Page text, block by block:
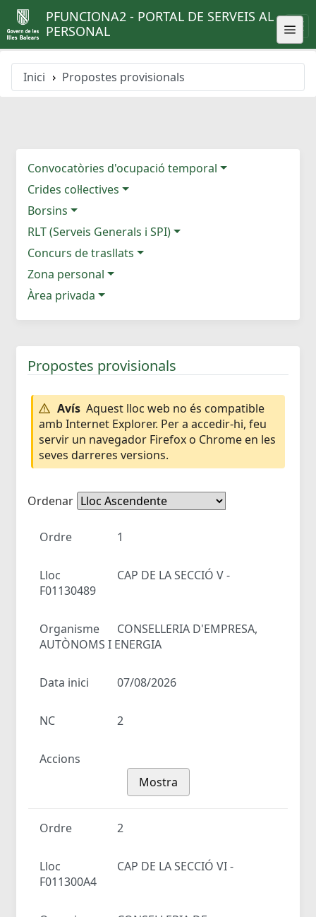
PFUNCIONA2 - PORTAL DE SERVEIS AL
PERSONAL
Inici Propostes provisionals
Convocatòries d'ocupació temporal
Crides col·lectives
Borsins
RLT (Serveis Generals i SPI)
Concurs de trasllats
Zona personal
Àrea privada
Propostes provisionals
Avís Aquest lloc web no és compatible
amb Internet Explorer. Per a accedir-hi, feu
servir un navegador Firefox o Chrome en les
seves darreres versions.
Ordenar
Ordre 1
Lloc
CAP DE LA SECCIÓ V -
F01130489
Organisme
CONSELLERIA D'EMPRESA,
AUTÒNOMS I ENERGIA
Data inici 07/08/2026
NC 2
Accions
Mostra
Ordre 2
Lloc
CAP DE LA SECCIÓ VI -
F011300A4